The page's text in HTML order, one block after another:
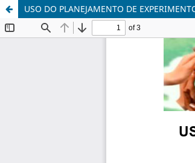
USO DO PLANEJAMENTO DE